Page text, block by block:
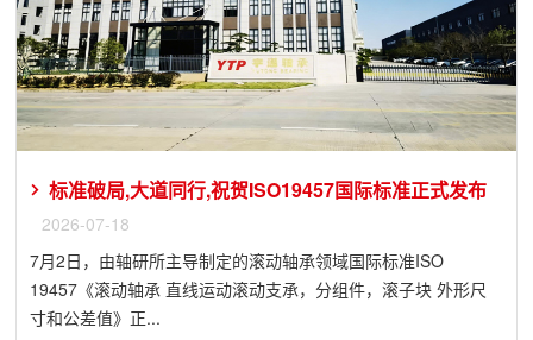
标准破局,大道同行,祝贺ISO19457国际标准正式发布
2026-07-18
7月2日，由轴研所主导制定的滚动轴承领域国际标准ISO
19457《滚动轴承 直线运动滚动支承，分组件，滚子块 外形尺
寸和公差值》正...